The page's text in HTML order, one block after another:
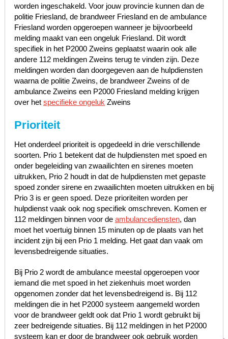
worden ingeschakeld. Voor jouw provincie kunnen dan de
politie Friesland, de brandweer Friesland en de ambulance
Friesland worden opgeroepen wanneer je bijvoorbeeld
melding maakt van een ongeluk Friesland. Dit wordt
specifiek in het P2000 Zweins geplaatst waarin ook alle
andere 112 meldingen Zweins terug te vinden zijn. Deze
meldingen worden dan doorgegeven aan de hulpdiensten
waarna de politie Zweins, de brandweer Zweins of de
ambulance Zweins een P2000 Friesland melding krijgen
over het specifieke ongeluk Zweins
Prioriteit
Het onderdeel prioriteit is opgedeeld in drie verschillende
soorten. Prio 1 betekent dat de hulpdiensten met spoed en
onder begeleiding van zwaailichten en sirenes moeten
uitrukken, Prio 2 houdt in dat de hulpdiensten met gepaste
spoed zonder sirene en zwaailichten moeten uitrukken en bij
Prio 3 is er geen spoed. Deze prioriteiten worden per
hulpdienst vaak ook nog specifiek omschreven. Komen er
112 meldingen binnen voor de ambulancediensten, dan
moet het voertuig binnen 15 minuten op de plaats van het
incident zijn bij een Prio 1 melding. Het gaat dan vaak om
levensbedreigende situaties.
Bij Prio 2 wordt de ambulance meestal opgeroepen voor
iemand die met spoed in het ziekenhuis moet worden
opgenomen zonder dat het levensbedreigend is. Bij 112
meldingen die in het P2000 systeem aangemeld worden
voor de brandweer geldt ook dat Prio 1 wordt gebruikt bij
zeer bedreigende situaties. Bij 112 meldingen in het P2000
systeem kan er door de brandweer ook gebruik worden